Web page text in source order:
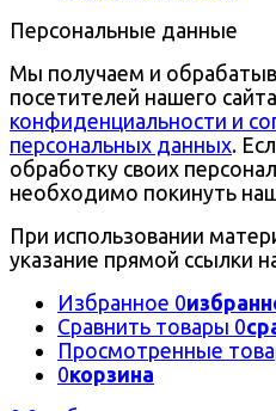
Персональные данные
Мы получаем и
посетителей нашего
конфиденциальности и
персональных данных.
обработку своих
необходимо покинуть
При использовании
указание прямой ссылки
Избранное 0
Сравнить товары 0
Просмотренные
0корзина